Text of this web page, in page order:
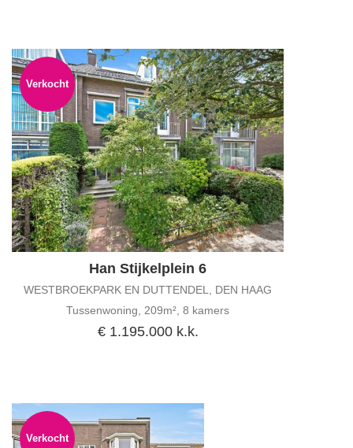
Verkocht
Han Stijkelplein 6
WESTBROEKPARK EN DUTTENDEL, DEN HAAG
Tussenwoning, 209m², 8 kamers
€ 1.195.000 k.k.
Verkocht